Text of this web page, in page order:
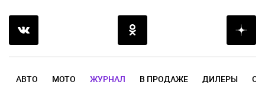
АВТО МОТО ЖУРНАЛ В ПРОДАЖЕ ДИЛЕРЫ